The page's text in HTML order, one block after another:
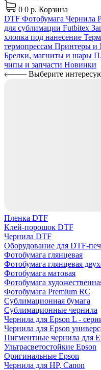
0 0 р. Корзина
DTF Фотобумага Чернила
для сублимации Futbitex
хлопка под нанесение
термопрессам Принтеры
Брелки, магниты и шары
чипы и запчасти Новинки
Выберите
Пленка DTF
Клей-порошок DTF
Чернила DTF
Оборудование для DTF-
Фотобумага глянцевая
Фотобумага глянцевая
Фотобумага матовая
Фотобумага
Фотобумага Premium RC
Сублимационная бумага
Сублимационные чернила
Чернила для Epson L -
Чернила для Epson
Пигментные чернила для
Ультрасветостойкие Epson
Оригинальные Epson
Чернила для HP, Canon